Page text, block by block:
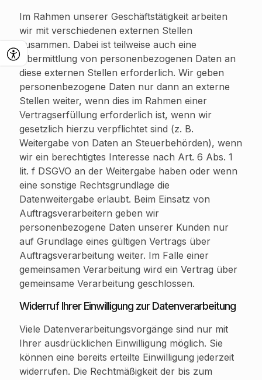
Im Rahmen unserer Geschäftstätigkeit arbeiten
wir mit verschiedenen externen Stellen
zusammen. Dabei ist teilweise auch eine
Übermittlung von personenbezogenen Daten an
diese externen Stellen erforderlich. Wir geben
personenbezogene Daten nur dann an externe
Stellen weiter, wenn dies im Rahmen einer
Vertragserfüllung erforderlich ist, wenn wir
gesetzlich hierzu verpflichtet sind (z. B.
Weitergabe von Daten an Steuerbehörden), wenn
wir ein berechtigtes Interesse nach Art. 6 Abs. 1
lit. f DSGVO an der Weitergabe haben oder wenn
eine sonstige Rechtsgrundlage die
Datenweitergabe erlaubt. Beim Einsatz von
Auftragsverarbeitern geben wir
personenbezogene Daten unserer Kunden nur
auf Grundlage eines gültigen Vertrags über
Auftragsverarbeitung weiter. Im Falle einer
gemeinsamen Verarbeitung wird ein Vertrag über
gemeinsame Verarbeitung geschlossen.
Widerruf Ihrer Einwilligung zur Datenverarbeitung
Viele Datenverarbeitungsvorgänge sind nur mit
Ihrer ausdrücklichen Einwilligung möglich. Sie
können eine bereits erteilte Einwilligung jederzeit
widerrufen. Die Rechtmäßigkeit der bis zum